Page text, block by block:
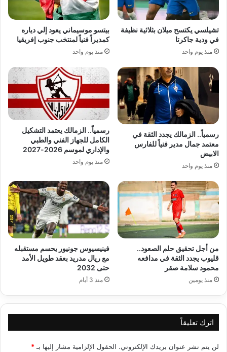
تشيلسي يكتسح ميلان بثلاثية نظيفة
في ودية جاكرتا
منذ يوم واحد
بيتسو موسيماني يعود إلي دياره
كمديراً فنياً لمنتخب جنوب إفريقيا
منذ يوم واحد
رسمياً.. الزمالك يجدد الثقة في
معتمد جمال مدير فنياً للفارس
الابيض
منذ يوم واحد
رسمياً.. الزمالك يعتمد التشكيل
الكامل للجهاز الفني والطبي
والإداري لموسم 2026-2027
منذ يوم واحد
من أجل تحقيق حلم الصعود..
قليوب يجدد الثقة في مدافعه
محمود سلامة صقر
منذ يومين
فينيسيوس جونيور يحسم مستقبله
مع ريال مدريد بعقد طويل الأمد
حتى 2032
منذ 3 أيام
اترك تعليقاً
لن يتم نشر عنوان بريدك الإلكتروني. الحقول الإلزامية مشار إليها بـ *